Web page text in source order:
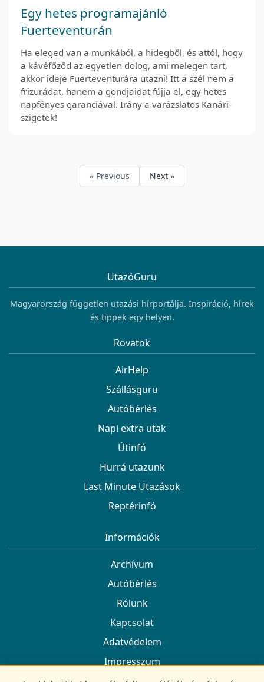
Egy hetes programajánló
Fuerteventurán
Ha eleged van a munkából, a hidegből, és attól, hogy
a kávéfőződ az egyetlen dolog, ami melegen tart,
akkor ideje Fuerteventurára utazni! Itt a szél nem a
frizurádat, hanem a gondjaidat fújja el, egy hetes
napfényes garanciával. Irány a varázslatos Kanári-
szigetek!
« Previous Next »
UtazóGuru
Magyarország független utazási hírportálja. Inspiráció, hírek
és tippek egy helyen.
Rovatok
AirHelp
Szállásguru
Autóbérlés
Napi extra utak
Útinfó
Hurrá utazunk
Last Minute Utazások
Reptérinfó
Információk
Archívum
Autóbérlés
Rólunk
Kapcsolat
Adatvédelem
Impresszum